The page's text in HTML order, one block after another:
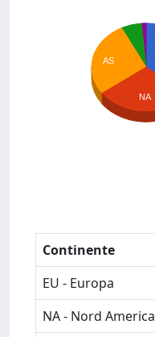
AS
NA
Continente
EU - Europa
NA - Nord America